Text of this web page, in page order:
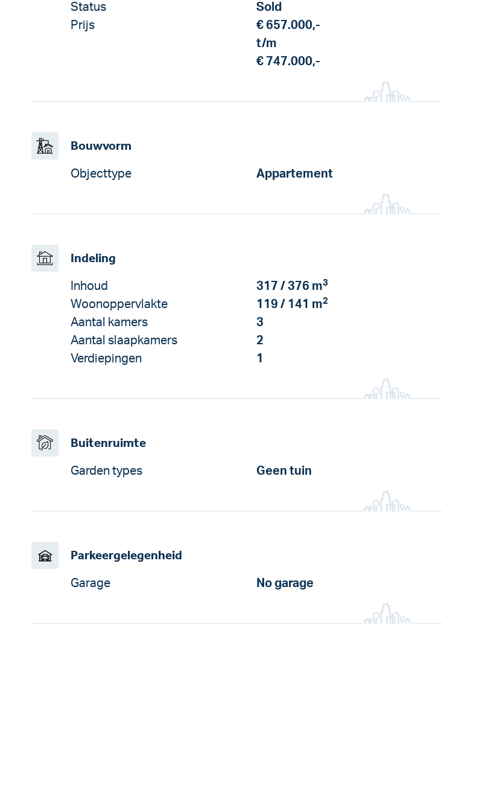
Status
Sold
Prijs
€ 657.000,-
t/m
€ 747.000,-
Bouwvorm
Objecttype Appartement
Indeling
Inhoud 317 / 376 m3
Woonoppervlakte 119 / 141 m2
Aantal kamers
3
Aantal slaapkamers
2
Verdiepingen
1
Buitenruimte
Garden types Geen tuin
Parkeergelegenheid
Garage No garage